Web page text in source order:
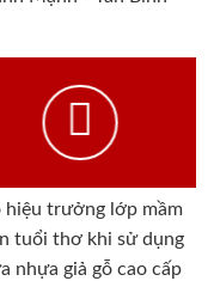
hiệu trưởng lớp mầm
tuổi thơ khi sử dụng
nhựa giả gỗ cao cấp